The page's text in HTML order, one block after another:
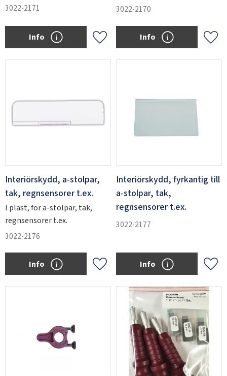
3022-2171
Add to favorites
Info
3022-2170
Add
Info
Interiörskydd, a-stolpar,
tak, regnsensorer t.ex.
I plast, för a-stolpar, tak,
regnsensorer t.ex.
3022-2176
Add to favorites
Info
Interiörskydd, fyrkantig till
a-stolpar, tak,
regnsensorer t.ex.
3022-2177
Add
Info